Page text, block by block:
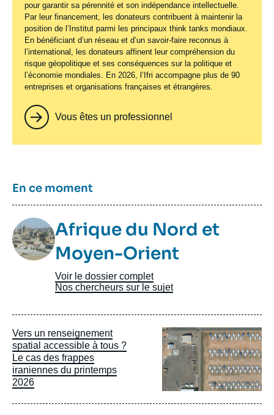
pour garantir sa pérennité et son indépendance intellectuelle.
Par leur financement, les donateurs contribuent à maintenir la
position de l’Institut parmi les principaux think tanks mondiaux.
En bénéficiant d’un réseau et d’un savoir-faire reconnus à
l’international, les donateurs affinent leur compréhension du
risque géopolitique et ses conséquences sur la politique et
l’économie mondiales. En 2026, l’Ifri accompagne plus de 90
entreprises et organisations françaises et étrangères.
Vous êtes un professionnel
Titre
En ce moment
Image
TaxonomieAfrique du Nord et
Moyen-Orient
Voir le dossier complet
Nos chercheurs sur le sujet
Vers un renseignement
spatial accessible à tous ?
Le cas des frappes
iraniennes du printemps
2026
Image
principale